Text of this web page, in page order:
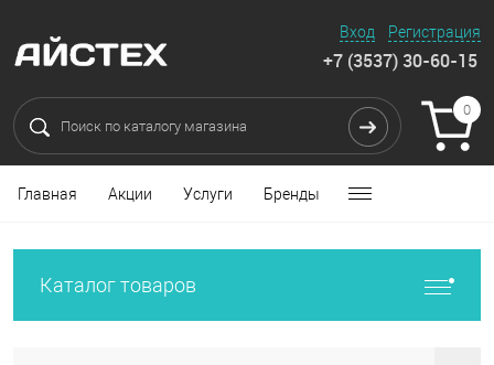
Вход Регистрация
+7 (3537) 30-60-15
0
Главная Акции Услуги Бренды
Каталог товаров